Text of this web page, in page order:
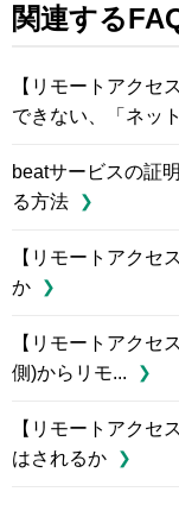
関連する
【リモートアクセ
できない、「ネッ
beatサービスの証
る方法
【リモートアクセ
か
【リモートアクセ
側)からリモ...
【リモートアクセ
はされるか